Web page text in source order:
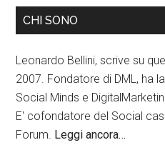
CHI SONO
Leonardo Bellini, scrive su
2007. Fondatore di DML, ha
Social Minds e
E' cofondatore del Social
Forum. Leggi ancora…